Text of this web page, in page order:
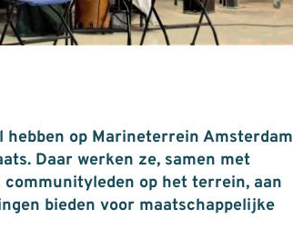
hebben op Marineterrein Amsterdam
Daar werken ze, samen met
op het terrein, aan
bieden voor maatschappelijke